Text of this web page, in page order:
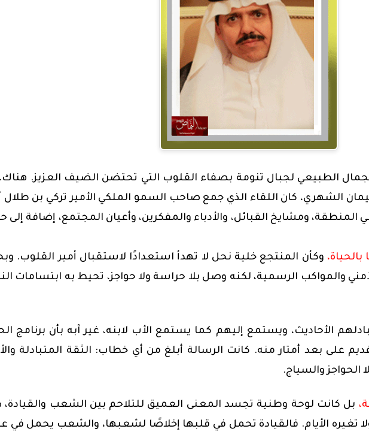
الطبيعي لجبال تنومة بصفاء القلوب التي تحتضن الضيف العزيز.
الشهري، كان اللقاء الذي جمع صاحب السمو الملكي الأمير تركي بن طلال
ومشايخ القبائل، والأدباء والمفكرين، وأعيان المجتمع، إضافة إلى
وكأن المنتجع خلية نحل لا تهدأ استعدادًا لاستقبال أمير القلوب.
والمواكب الرسمية، لكنه وصل بلا حراسة ولا حواجز، تحيط به ابتسامات
الأحاديث، ويستمع إليهم كما يستمع الأب لابنه، غير آبه بأن برنامج
على بعد أمتار منه. كانت الرسالة أبلغ من أي خطاب: الثقة المتبادلة
الحواجز والسياج.
بل كانت لوحة وطنية تجسد المعنى العميق للتلاحم بين الشعب والقيادة،
تغيره الأيام. فالقيادة تحمل في قلبها إخلاصًا لشعبها، والشعب يحمل في